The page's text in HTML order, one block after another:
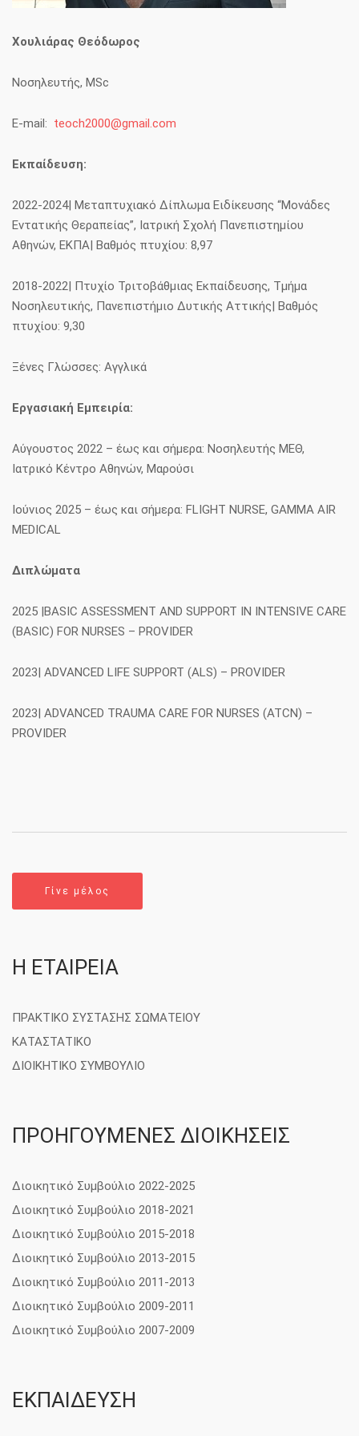
Χουλιάρας Θεόδωρος
Νοσηλευτής, MSc
E-mail: teoch2000@gmail.com
Εκπαίδευση:
2022-2024| Μεταπτυχιακό Δίπλωμα Ειδίκευσης “Μονάδες
Εντατικής Θεραπείας”, Ιατρική Σχολή Πανεπιστημίου
Αθηνών, ΕΚΠΑ| Βαθμός πτυχίου: 8,97
2018-2022| Πτυχίο Τριτοβάθμιας Εκπαίδευσης, Τμήμα
Νοσηλευτικής, Πανεπιστήμιο Δυτικής Αττικής| Βαθμός
πτυχίου: 9,30
Ξένες Γλώσσες: Αγγλικά
Εργασιακή Εμπειρία:
Αύγουστος 2022 – έως και σήμερα: Νοσηλευτής ΜΕΘ,
Ιατρικό Κέντρο Αθηνών, Μαρούσι
Ιούνιος 2025 – έως και σήμερα: FLIGHT NURSE, GAMMA AIR
MEDICAL
Διπλώματα
2025 |BASIC ASSESSMENT AND SUPPORT IN INTENSIVE CARE
(BASIC) FOR NURSES – PROVIDER
2023| ADVANCED LIFE SUPPORT (ALS) – PROVIDER
2023| ADVANCED TRAUMA CARE FOR NURSES (ATCN) –
PROVIDER
Γίνε μέλος
Η ΕΤΑΙΡΕΙΑ
ΠΡΑΚΤΙΚΟ ΣΥΣΤΑΣΗΣ ΣΩΜΑΤΕΙΟΥ
ΚΑΤΑΣΤΑΤΙΚΟ
ΔΙΟΙΚΗΤΙΚΟ ΣΥΜΒΟΥΛΙΟ
ΠΡΟΗΓΟΥΜΕΝΕΣ ΔΙΟΙΚΗΣΕΙΣ
Διοικητικό Συμβούλιο 2022-2025
Διοικητικό Συμβούλιο 2018-2021
Διοικητικό Συμβούλιο 2015-2018
Διοικητικό Συμβούλιο 2013-2015
Διοικητικό Συμβούλιο 2011-2013
Διοικητικό Συμβούλιο 2009-2011
Διοικητικό Συμβούλιο 2007-2009
ΕΚΠΑΙΔΕΥΣΗ